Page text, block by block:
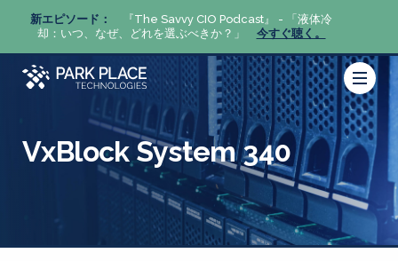
新エピソード：
『The Savvy CIO Podcast』 - 「液体冷
却：いつ、なぜ、どれを選ぶべきか？」
今すぐ聴く。
VxBlock System 340